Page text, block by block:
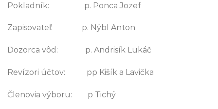
Pokladník: p. Ponca Jozef
Zapisovateľ: p. Nýbl Anton
Dozorca vôd: p. Andrisík Lukáč
Revízori účtov: pp Kišík a Lavička
Členovia výboru: p Tichý